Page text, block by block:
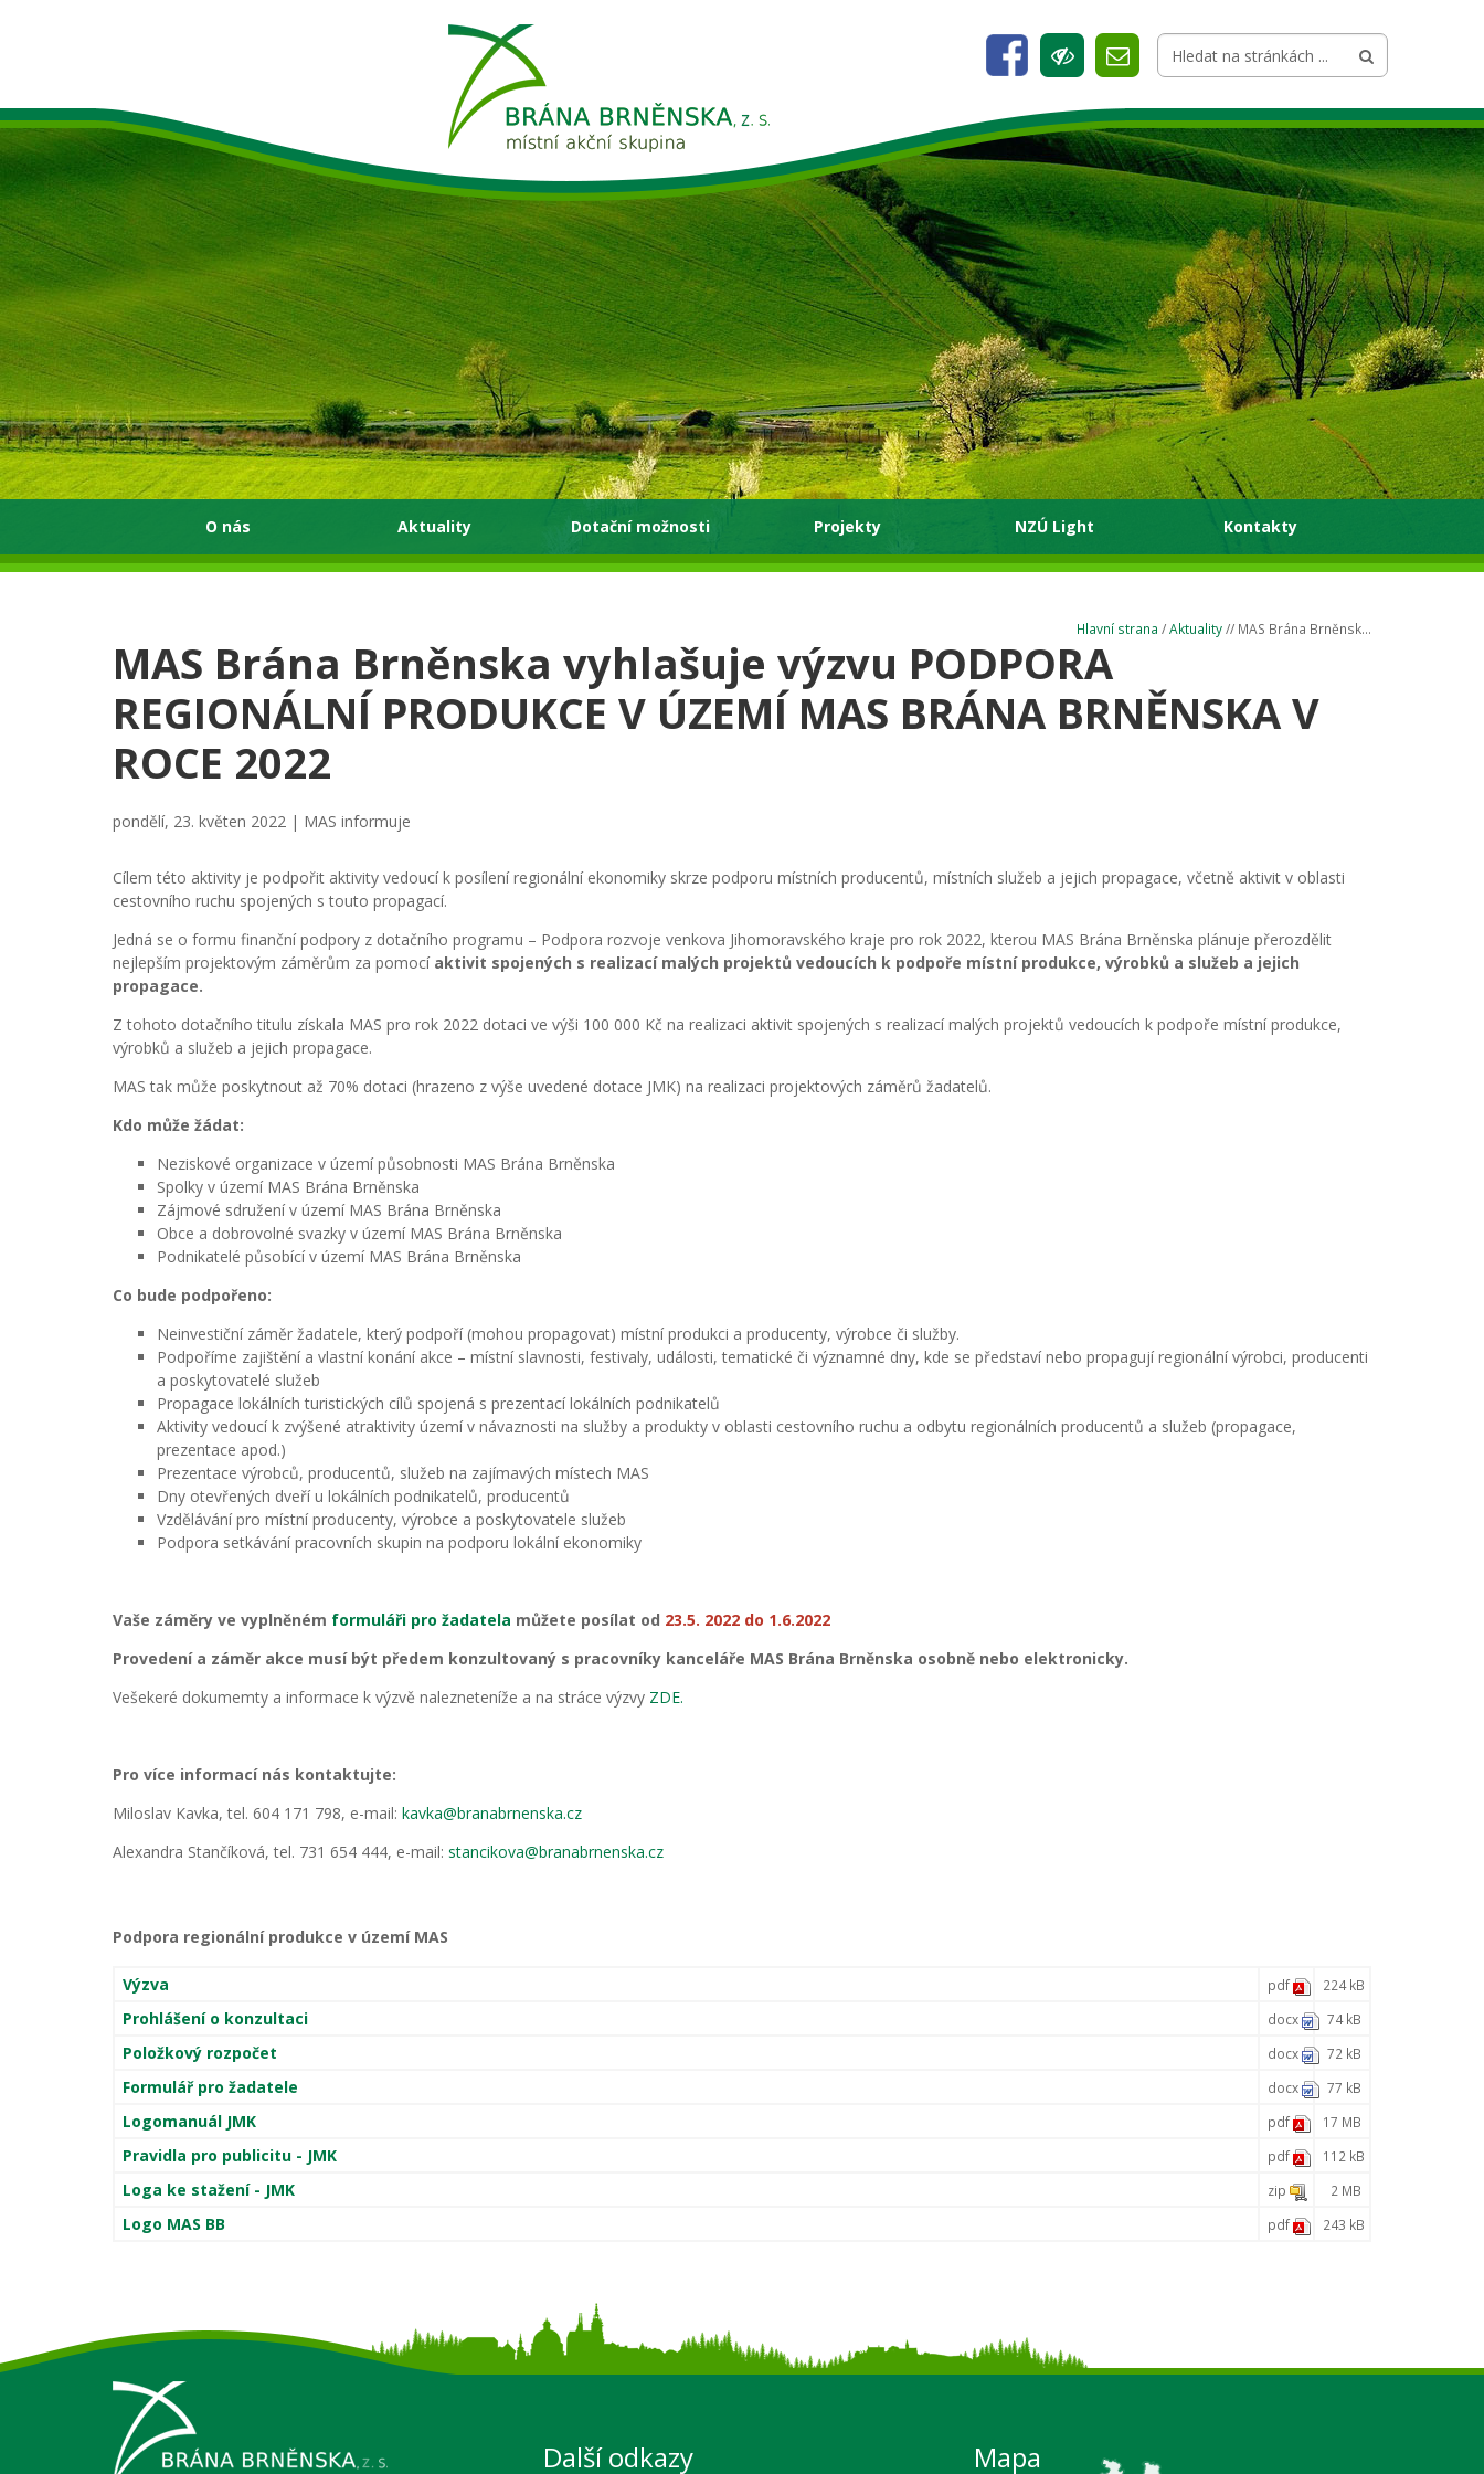
O nás Aktuality Dotační možnosti Projekty NZÚ Light Kontakty
Hlavní strana /Aktuality// MAS Brána Brněnsk...
MAS Brána Brněnska vyhlašuje výzvu PODPORA
REGIONÁLNÍ PRODUKCE V ÚZEMÍ MAS BRÁNA BRNĚNSKA V
ROCE 2022
pondělí, 23. květen 2022 | MAS informuje
Cílem této aktivity je podpořit aktivity vedoucí k posílení regionální ekonomiky skrze podporu místních producentů, místních služeb a jejich propagace, včetně aktivit v oblasti
cestovního ruchu spojených s touto propagací.
Jedná se o formu finanční podpory z dotačního programu – Podpora rozvoje venkova Jihomoravského kraje pro rok 2022, kterou MAS Brána Brněnska plánuje přerozdělit
nejlepším projektovým záměrům za pomocí aktivit spojených s realizací malých projektů vedoucích k podpoře místní produkce, výrobků a služeb a jejich
propagace.
Z tohoto dotačního titulu získala MAS pro rok 2022 dotaci ve výši 100 000 Kč na realizaci aktivit spojených s realizací malých projektů vedoucích k podpoře místní produkce,
výrobků a služeb a jejich propagace.
MAS tak může poskytnout až 70% dotaci (hrazeno z výše uvedené dotace JMK) na realizaci projektových záměrů žadatelů.
Kdo může žádat:
Neziskové organizace v území působnosti MAS Brána Brněnska
Spolky v území MAS Brána Brněnska
Zájmové sdružení v území MAS Brána Brněnska
Obce a dobrovolné svazky v území MAS Brána Brněnska
Podnikatelé působící v území MAS Brána Brněnska
Co bude podpořeno:
Neinvestiční záměr žadatele, který podpoří (mohou propagovat) místní produkci a producenty, výrobce či služby.
Podpoříme zajištění a vlastní konání akce – místní slavnosti, festivaly, události, tematické či významné dny, kde se představí nebo propagují regionální výrobci, producenti
a poskytovatelé služeb
Propagace lokálních turistických cílů spojená s prezentací lokálních podnikatelů
Aktivity vedoucí k zvýšené atraktivity území v návaznosti na služby a produkty v oblasti cestovního ruchu a odbytu regionálních producentů a služeb (propagace,
prezentace apod.)
Prezentace výrobců, producentů, služeb na zajímavých místech MAS
Dny otevřených dveří u lokálních podnikatelů, producentů
Vzdělávání pro místní producenty, výrobce a poskytovatele služeb
Podpora setkávání pracovních skupin na podporu lokální ekonomiky
Vaše záměry ve vyplněném formuláři pro žadatela můžete posílat od 23.5. 2022 do 1.6.2022
Provedení a záměr akce musí být předem konzultovaný s pracovníky kanceláře MAS Brána Brněnska osobně nebo elektronicky.
Vešekeré dokumemty a informace k výzvě nalezneteníže a na stráce výzvy ZDE.
Pro více informací nás kontaktujte:
Miloslav Kavka, tel. 604 171 798, e-mail: kavka@branabrnenska.cz
Alexandra Stančíková, tel. 731 654 444, e-mail: stancikova@branabrnenska.cz
Podpora regionální produkce v území MAS
Výzva pdf 224 kB
Prohlášení o konzultaci docx 74 kB
Položkový rozpočet docx 72 kB
Formulář pro žadatele docx 77 kB
Logomanuál JMK pdf 17 MB
Pravidla pro publicitu - JMK pdf 112 kB
Loga ke stažení - JMK zip 2 MB
Logo MAS BB pdf 243 kB
Další odkazy Mapa